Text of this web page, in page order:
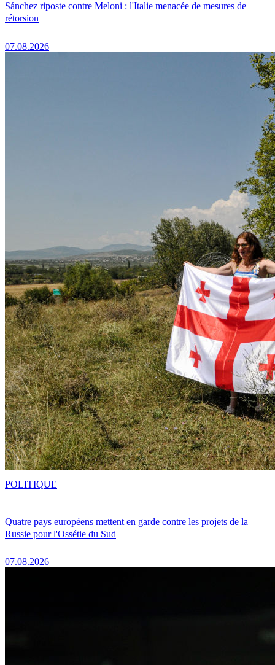
Sánchez riposte contre Meloni : l'Italie menacée de mesures de
rétorsion
07.08.2026
Quatre pays européens mettent en garde contre les projets de la
Russie pour l'Ossétie du Sud
07.08.2026
POLITIQUE